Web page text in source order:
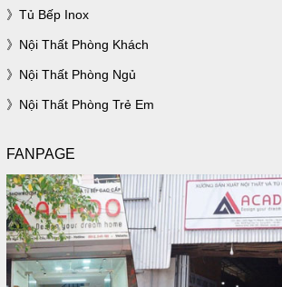
Tủ Bếp Inox
Nội Thất Phòng Khách
Nội Thất Phòng Ngủ
Nội Thất Phòng Trẻ Em
FANPAGE